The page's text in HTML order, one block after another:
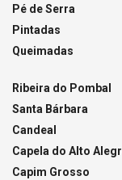
Pé de Serra
Pintadas
Queimadas
Ribeira do Pombal
Santa Bárbara
Candeal
Capela do Alto
Capim Grosso